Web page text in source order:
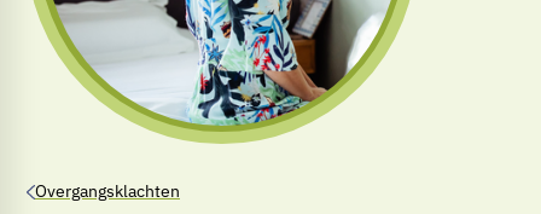
Overgangsklachten